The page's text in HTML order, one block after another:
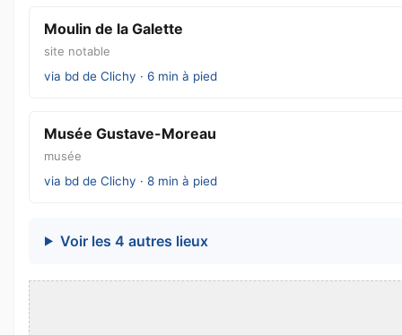
Moulin de la Galette
site notable
via bd de Clichy · 6 min à pied
Musée Gustave-Moreau
musée
via bd de Clichy · 8 min à pied
Voir les 4 autres lieux